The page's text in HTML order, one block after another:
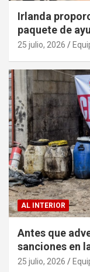
Irlanda
paquete de
25 julio, 2026
AL INTERIOR
Antes que
sanciones en
25 julio, 2026